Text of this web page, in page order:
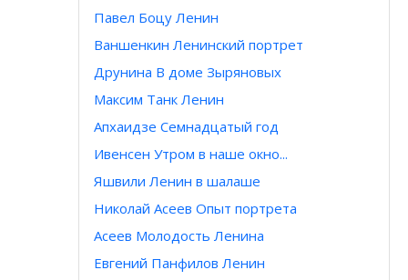
Павел Боцу Ленин
Ваншенкин Ленинский портрет
Друнина В доме Зыряновых
Максим Танк Ленин
Апхаидзе Семнадцатый год
Ивенсен Утром в наше окно...
Яшвили Ленин в шалаше
Николай Асеев Опыт портрета
Асеев Молодость Ленина
Евгений Панфилов Ленин